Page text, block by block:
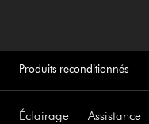
Produits reconditionnés
Éclairage Assistance